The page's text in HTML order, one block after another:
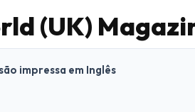
(UK)
impressa em Inglês